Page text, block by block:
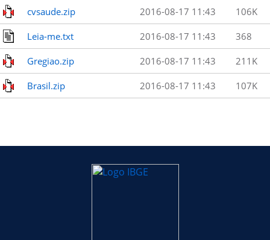
cvsaude.zip 2016-08-17 11:43 106K
Leia-me.txt 2016-08-17 11:43 368
Gregiao.zip 2016-08-17 11:43 211K
Brasil.zip 2016-08-17 11:43 107K